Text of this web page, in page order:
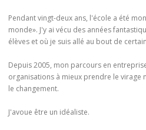
Pendant vingt-deux ans, l'école a été
monde». J'y ai vécu des années
élèves et où je suis allé au bout de
Depuis 2005, mon parcours en
organisations à mieux prendre le virage
le changement.
J'avoue être un idéaliste.